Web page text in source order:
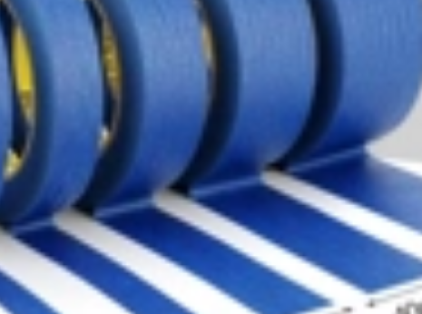
Băng giấy kraft
Guoqiang có độ dẻo
cao giấy khung ảnh
mạnh mẽ tự dính
bằng tay xé băng
giấy kraft không có
trâu cuộn băng dài
50 mét băng dính
282,000
Băng keo dán mặt
nạ Guoqiang, sơn
phun, giấy làm mặt
nạ, đường may đẹp
với giấy đường may
đẹp, không dấu vết,
xé tay, sinh viên mỹ
thuật, giấy tự dính
đặc biệt, trang trí xe
hơi băng keo giấy
nâu